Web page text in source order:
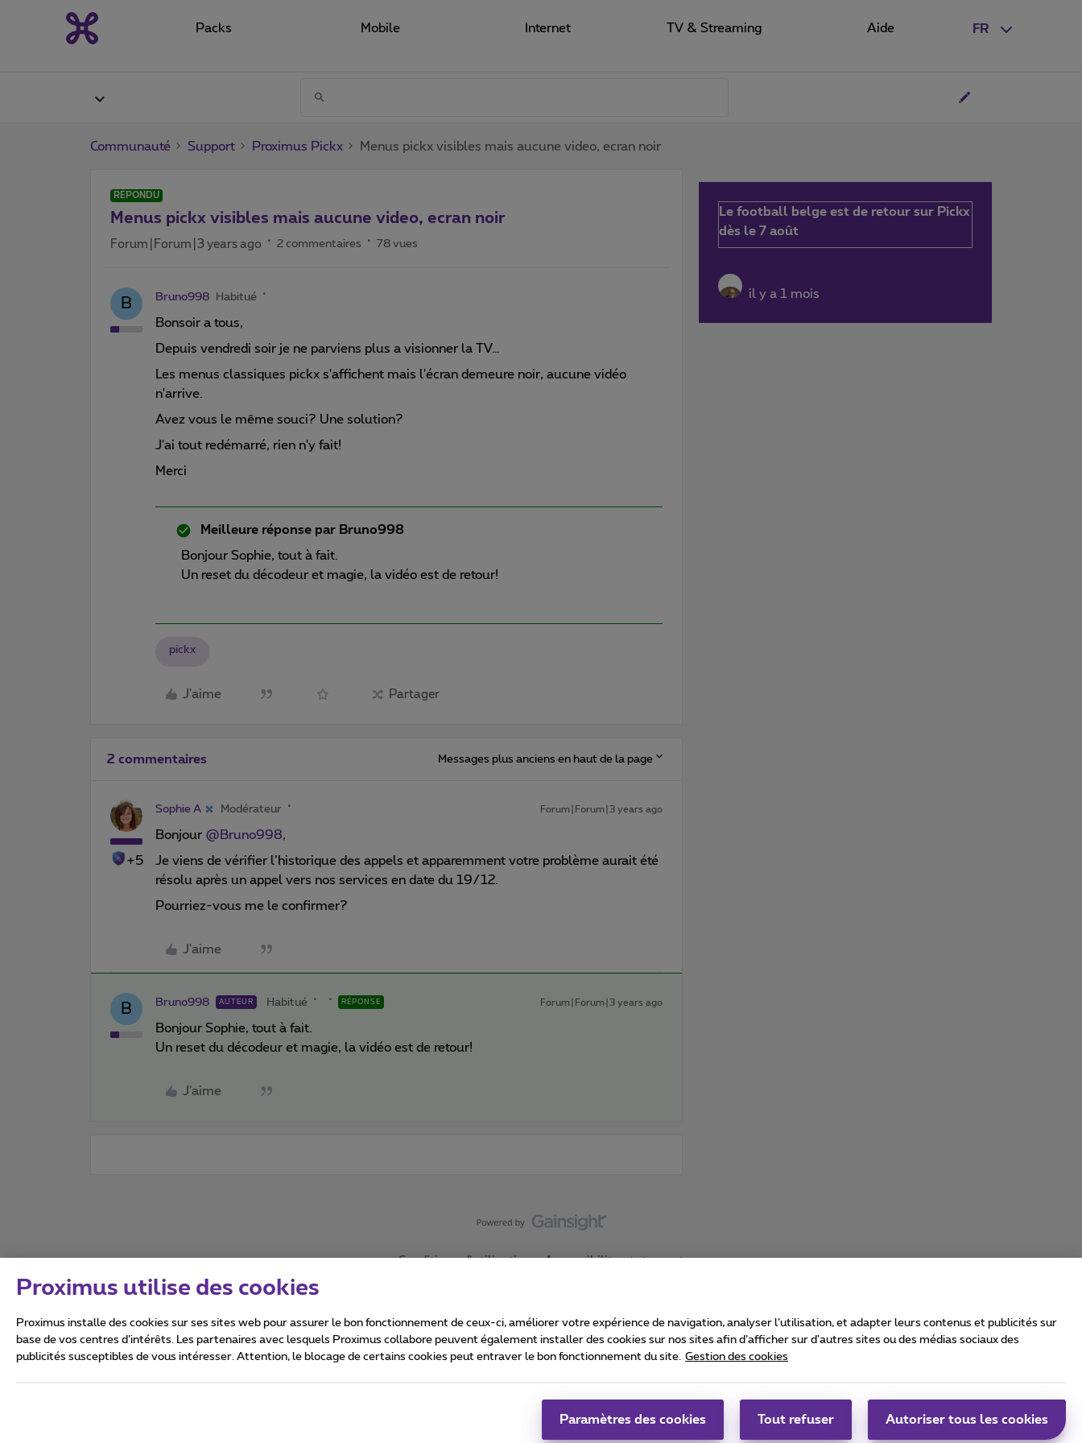
FR
Packs Mobile Internet TV & Streaming Aide
Communauté Support Proximus Pickx Menus pickx visibles mais aucune video, ecran noir
RÉPONDU
Menus pickx visibles mais aucune video, ecran noir
Forum|Forum|3 years ago 2 commentaires 78 vues
B Bruno998 Habitué
Bonsoir a tous,
Depuis vendredi soir je ne parviens plus a visionner la TV…
Les menus classiques pickx s'affichent mais l'écran demeure noir, aucune vidéo
n'arrive.
Avez vous le même souci? Une solution?
J'ai tout redémarré, rien n'y fait!
Merci
Meilleure réponse par Bruno998
Bonjour Sophie, tout à fait.
Un reset du décodeur et magie, la vidéo est de retour!
pickx
J'aime Partager
2 commentaires Messages plus anciens en haut de la page
+5
Sophie A Modérateur Forum|Forum|3 years ago
Bonjour @Bruno998,
Je viens de vérifier l’historique des appels et apparemment votre problème aurait été
résolu après un appel vers nos services en date du 19/12.
Pourriez-vous me le confirmer?
J'aime
B Bruno998 AUTEUR Habitué RÉPONSE Forum|Forum|3 years ago
Bonjour Sophie, tout à fait.
Un reset du décodeur et magie, la vidéo est de retour!
J'aime
Le football belge est de retour sur Pickx
dès le 7 août
il y a 1 mois
Conditions d'utilisation Accessibility statement
Tous droits réservés. ©2026Proximus
Carrier & Wholesale Solutions
Proximus Group
|
Proximus utilise des cookies
Proximus installe des cookies sur ses sites web pour assurer le bon fonctionnement de ceux-ci, améliorer votre expérience de navigation, analyser l’utilisation, et adapter leurs contenus et publicités sur
base de vos centres d’intérêts. Les partenaires avec lesquels Proximus collabore peuvent également installer des cookies sur nos sites afin d’afficher sur d'autres sites ou des médias sociaux des
publicités susceptibles de vous intéresser. Attention, le blocage de certains cookies peut entraver le bon fonctionnement du site. Gestion des cookies
Paramètres des cookies Tout refuser Autoriser tous les cookies